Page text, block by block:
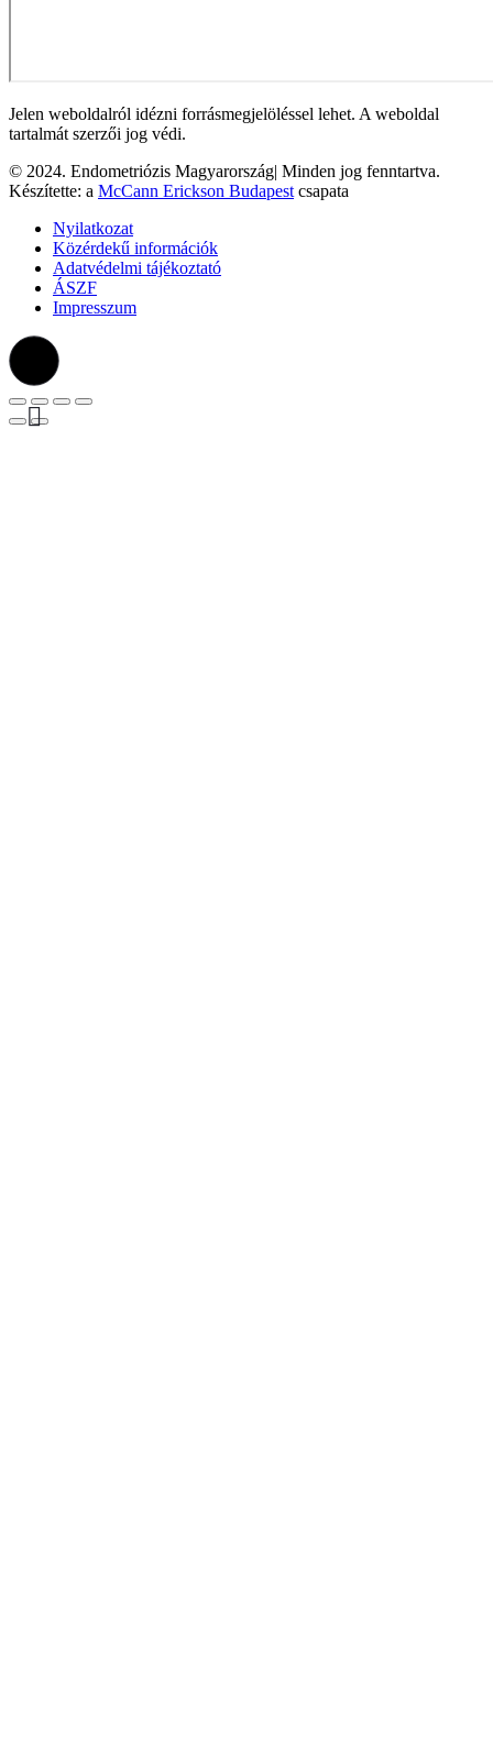
Jelen weboldalról idézni forrásmegjelöléssel lehet. A weboldal
tartalmát szerzői jog védi.
© 2024. Endometriózis Magyarország| Minden jog fenntartva.
Készítette: a McCann Erickson Budapest csapata
Nyilatkozat
Közérdekű információk
Adatvédelmi tájékoztató
ÁSZF
Impresszum